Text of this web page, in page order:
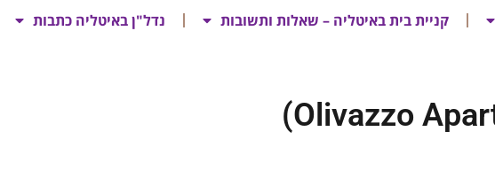
קניית בית באיטליה – שאלות ותשובות נדל"ן באיטליה כתבות